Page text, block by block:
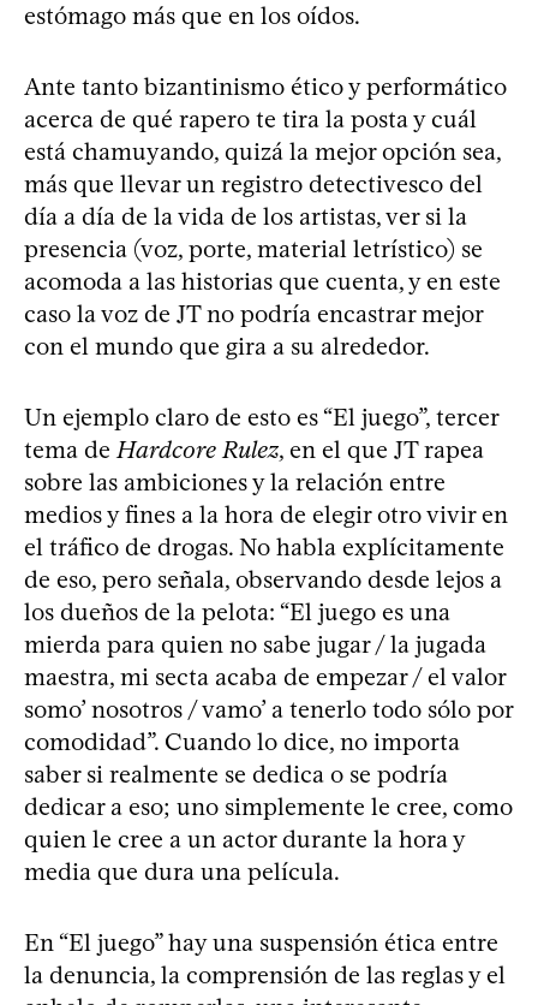
estómago más que en los oídos.
Ante tanto bizantinismo ético y performático
acerca de qué rapero te tira la posta y cuál
está chamuyando, quizá la mejor opción sea,
más que llevar un registro detectivesco del
día a día de la vida de los artistas, ver si la
presencia (voz, porte, material letrístico) se
acomoda a las historias que cuenta, y en este
caso la voz de JT no podría encastrar mejor
con el mundo que gira a su alrededor.
Un ejemplo claro de esto es “El juego”, tercer
tema deHardcore Rulez, en el que JT rapea
sobre las ambiciones y la relación entre
medios y fines a la hora de elegir otro vivir en
el tráfico de drogas. No habla explícitamente
de eso, pero señala, observando desde lejos a
los dueños de la pelota: “El juego es una
mierda para quien no sabe jugar / la jugada
maestra, mi secta acaba de empezar / el valor
somo’ nosotros / vamo’ a tenerlo todo sólo por
comodidad”. Cuando lo dice, no importa
saber si realmente se dedica o se podría
dedicar a eso; uno simplemente le cree, como
quien le cree a un actor durante la hora y
media que dura una película.
En “El juego” hay una suspensión ética entre
la denuncia, la comprensión de las reglas y el